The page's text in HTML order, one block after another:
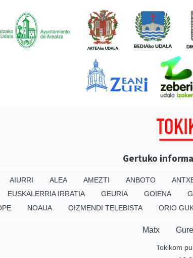
Gertuko
AIURRI ALEA AMEZTI ANBOTO
EUSKALERRIA IRRATIA GEURIA GOIENA
NOAUA OIZMENDI TELEBISTA ORIO
Matx
Tokikom